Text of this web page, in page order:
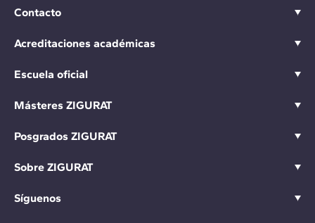
Contacto
Acreditaciones académicas
Escuela oficial
Másteres ZIGURAT
Posgrados ZIGURAT
Sobre ZIGURAT
Síguenos